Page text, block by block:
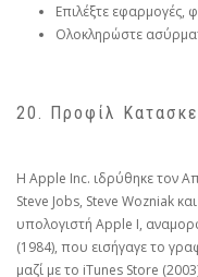
Επιλέξτε εφαρμογές,
Ολοκληρώστε
20. Προφίλ
H Apple Inc. ιδρύθηκε τον
Steve Jobs, Steve Wozniak
υπολογιστή Apple I,
(1984), που εισήγαγε το
μαζί με το iTunes Store